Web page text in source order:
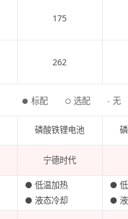
● 标配 ○ 选配 - 无
175
262
磷酸铁锂电池
宁德时代
● 低温加热
● 液态冷却
●
●